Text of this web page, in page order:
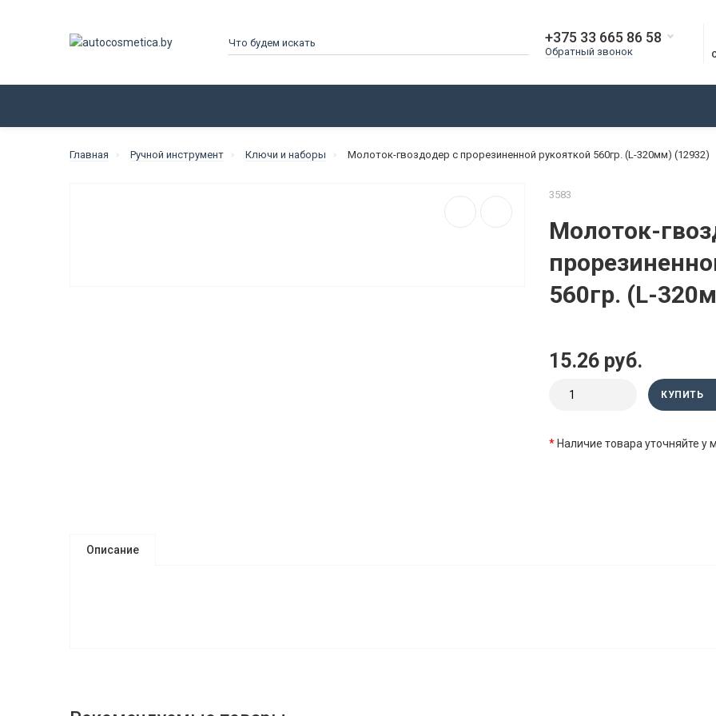
+375 33 665 86 58
Обратный звонок
Главная Ручной инструмент Ключи и наборы Молоток-гвоздодер с прорезиненной рукояткой 560гр. (L-320мм) (12932)
3583
Молоток-
560гр. (L-
15.26 руб.
КУПИТЬ
* Наличие товара уточняйте у
Описание